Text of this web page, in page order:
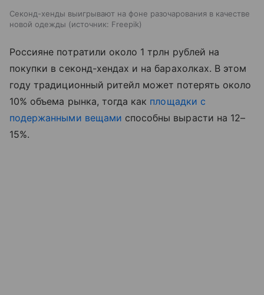
Секонд-хенды выигрывают на фоне разочарования в качестве
новой одежды
источник: Freepik
Россияне потратили около 1 трлн рублей на
покупки в секонд-хендах и на барахолках. В этом
году традиционный ритейл может потерять около
10% объема рынка, тогда как площадки с
подержанными вещами способны вырасти на 12–
15%.